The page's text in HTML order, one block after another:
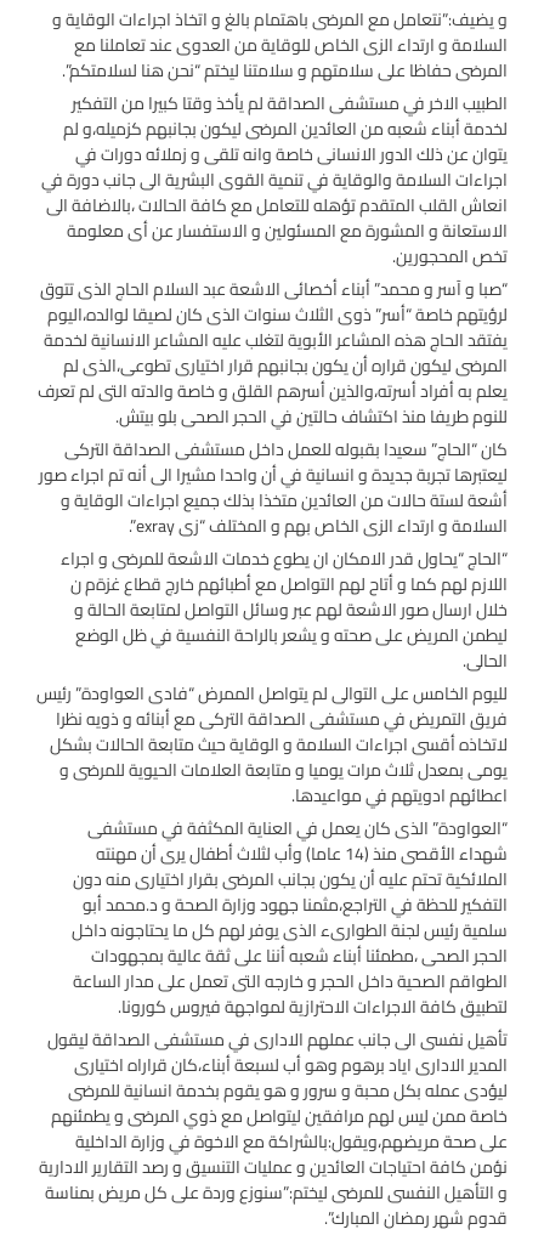
و يضيف:”نتعامل مع المرضى باهتمام بالغ و اتخاذ اجراءات الوقاية و
السلامة و ارتداء الزى الخاص للوقاية من العدوى عند تعاملنا مع
المرضى حفاظا على سلامتهم و سلامتنا ليختم “نحن هنا لسلامتكم”.
الطبيب الاخر في مستشفى الصداقة لم يأخذ وقتا كبيرا من التفكير
لخدمة أبناء شعبه من العائدين المرضى ليكون بجانبهم كزميله،و لم
يتوان عن ذلك الدور الانسانى خاصة وانه تلقى و زملائه دورات في
اجراءات السلامة والوقاية في تنمية القوى البشرية الى جانب دورة في
انعاش القلب المتقدم تؤهله للتعامل مع كافة الحالات ،بالاضافة الى
الاستعانة و المشورة مع المسئولين و الاستفسار عن أى معلومة
تخص المحجورين.
“صبا و آسر و محمد” أبناء أخصائى الاشعة عبد السلام الحاج الذى تتوق
لرؤيتهم خاصة “أسر” ذوى الثلاث سنوات الذى كان لصيقا لوالده،اليوم
يفتقد الحاج هذه المشاعر الأبوية لتغلب عليه المشاعر الانسانية لخدمة
المرضى ليكون قراره أن يكون بجانبهم قرار اختيارى تطوعى،الذى لم
يعلم به أفراد أسرته،والذين أسرهم القلق و خاصة والدته التى لم تعرف
للنوم طريفا منذ اكتشاف حالتين في الحجر الصحى بلو بيتش.
كان “الحاج” سعيدا بقبوله للعمل داخل مستشفى الصداقة التركى
ليعتبرها تجربة جديدة و انسانية في أن واحدا مشيرا الى أنه تم اجراء صور
أشعة لستة حالات من العائدين متخذا بذلك جميع اجراءات الوقاية و
السلامة و ارتداء الزى الخاص بهم و المختلف “زى exray”.
“الحاج “يحاول قدر الامكان ان يطوع خدمات الاشعة للمرضى و اجراء
اللازم لهم كما و أتاح لهم التواصل مع أطبائهم خارج قطاع غزةم ن
خلال ارسال صور الاشعة لهم عبر وسائل التواصل لمتابعة الحالة و
ليطمن المريض على صحته و يشعر بالراحة النفسية في ظل الوضع
الحالى.
لليوم الخامس على التوالى لم يتواصل الممرض “فادى العواودة” رئيس
فريق التمريض في مستشفى الصداقة التركى مع أبنائه و ذويه نظرا
لاتخاذه أقسى اجراءات السلامة و الوقاية حيث متابعة الحالات بشكل
يومى بمعدل ثلاث مرات يوميا و متابعة العلامات الحيوية للمرضى و
اعطائهم ادويتهم في مواعيدها.
“العواودة” الذى كان يعمل في العناية المكثفة في مستشفى
شهداء الأقصى منذ (14 عاما) وأب لثلاث أطفال يرى أن مهنته
الملائكية تحتم عليه أن يكون بجانب المرضى بقرار اختيارى منه دون
التفكير للحظة في التراجع،مثمنا جهود وزارة الصحة و د.محمد أبو
سلمية رئيس لجنة الطوارىء الذى يوفر لهم كل ما يحتاجونه داخل
الحجر الصحى ،مطمئنا أبناء شعبه أننا على ثقة عالية بمجهودات
الطواقم الصحية داخل الحجر و خارجه التى تعمل على مدار الساعة
لتطبيق كافة الاجراءات الاحترازية لمواجهة فيروس كورونا.
تأهيل نفسى الى جانب عملهم الادارى في مستشفى الصداقة ليقول
المدير الادارى اياد برهوم وهو أب لسبعة أبناء،كان قراراه اختيارى
ليؤدى عمله بكل محبة و سرور و هو يقوم بخدمة انسانية للمرضى
خاصة ممن ليس لهم مرافقين ليتواصل مع ذوي المرضى و يطمئنهم
على صحة مريضهم،ويقول:بالشراكة مع الاخوة في وزارة الداخلية
نؤمن كافة احتياجات العائدين و عمليات التنسيق و رصد التقارير الادارية
و التأهيل النفسى للمرضى ليختم:”سنوزع وردة على كل مريض بمناسة
قدوم شهر رمضان المبارك”.